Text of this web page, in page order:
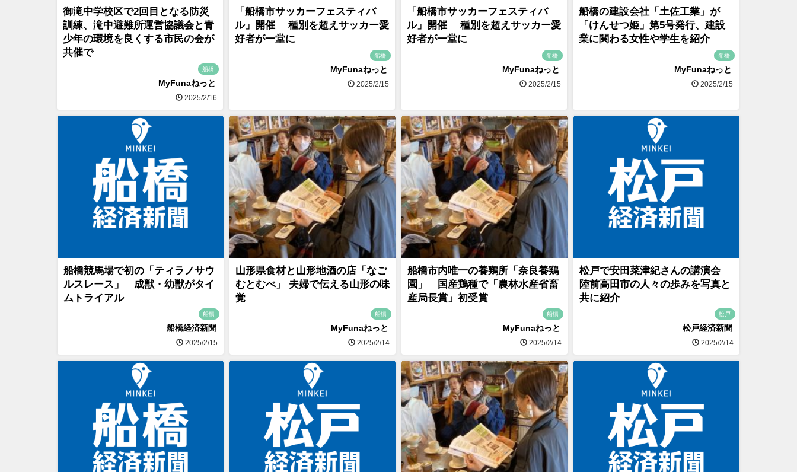
御滝中学校区で2回目となる防災
訓練、滝中避難所運営協議会と青
少年の環境を良くする市民の会が
共催で
船橋
MyFunaねっと
2025/2/16
「船橋市サッカーフェスティバ
ル」開催 種別を超えサッカー愛
好者が一堂に
船橋
MyFunaねっと
2025/2/15
「船橋市サッカーフェスティバ
ル」開催 種別を超えサッカー愛
好者が一堂に
船橋
MyFunaねっと
2025/2/15
船橋の建設会社「土佐工業」が
「けんせつ姫」第5号発行、建設
業に関わる女性や学生を紹介
船橋
MyFunaねっと
2025/2/15
船橋競馬場で初の「ティラノサウ
ルスレース」 成獣・幼獣がタイ
ムトライアル
船橋
船橋経済新聞
2025/2/15
山形県食材と山形地酒の店「なご
むとむべ」 夫婦で伝える山形の味
覚
船橋
MyFunaねっと
2025/2/14
船橋市内唯一の養鶏所「奈良養鶏
園」 国産鶏種で「農林水産省畜
産局長賞」初受賞
船橋
MyFunaねっと
2025/2/14
松戸で安田菜津紀さんの講演会
陸前高田市の人々の歩みを写真と
共に紹介
松戸
松戸経済新聞
2025/2/14